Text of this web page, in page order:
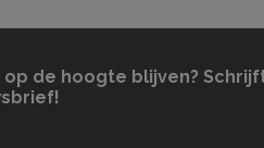
op de hoogte blijven?